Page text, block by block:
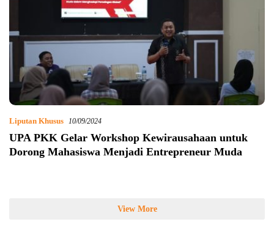
Liputan Khusus 10/09/2024
UPA PKK Gelar Workshop Kewirausahaan untuk
Dorong Mahasiswa Menjadi Entrepreneur Muda
View More